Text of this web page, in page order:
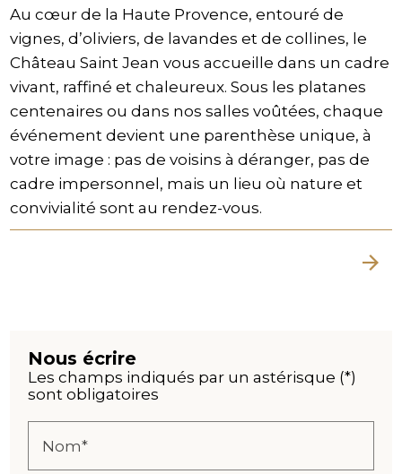
Au cœur de la Haute Provence, entouré de
vignes, d’oliviers, de lavandes et de collines, le
Château Saint Jean vous accueille dans un cadre
vivant, raffiné et chaleureux. Sous les platanes
centenaires ou dans nos salles voûtées, chaque
événement devient une parenthèse unique, à
votre image : pas de voisins à déranger, pas de
cadre impersonnel, mais un lieu où nature et
convivialité sont au rendez-vous.
Nous écrire
Les champs indiqués par un astérisque (*)
sont obligatoires
Nom*